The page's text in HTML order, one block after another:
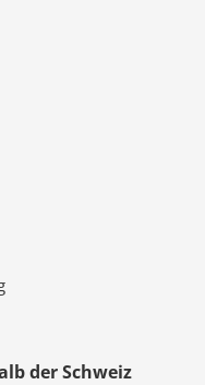
der Schweiz